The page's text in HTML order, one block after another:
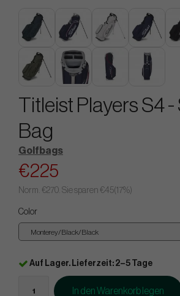
Titleist Players S4 -
Bag
Golfbags
€225
Norm. €270. Sie sparen €45(17%)
Color
Auf Lager. Lieferzeit: 2–5 Tage
In den Warenkorb legen